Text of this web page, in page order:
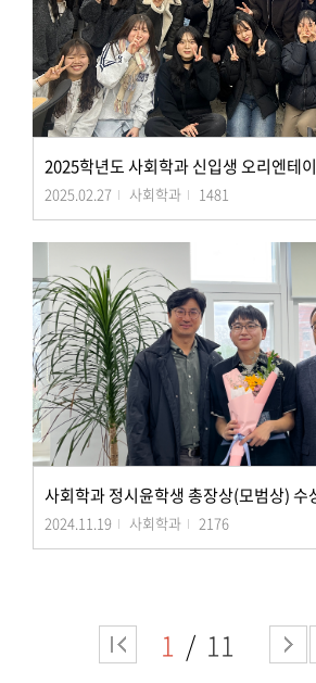
2025학년도 사회학과 신입생 오리엔테
2025.02.27 사회학과 1481
사회학과 정시윤학생 총장상(모범상) 수
2024.11.19 사회학과 2176
1 11